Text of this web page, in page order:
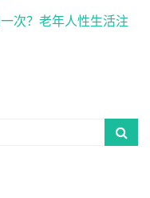
次？老年人性生活注